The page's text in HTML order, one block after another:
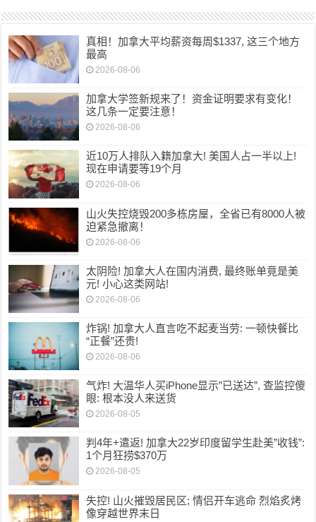
真相！加拿大平均薪资每周$1337, 这三个地方
最高
2026-08-06
加拿大学签新规来了！资金证明要求有变化！
这几条一定要注意！
2026-08-06
近10万人排队入籍加拿大! 美国人占一半以上!
现在申请要等19个月
2026-08-06
山火失控烧毁200多栋房屋，全省已有8000人被
迫紧急撤离！
2026-08-06
太阴险! 加拿大人在国内消费, 最终账单竟是美
元! 小心这类网站!
2026-08-06
炸锅! 加拿大人直言吃不起麦当劳: 一顿快餐比
“正餐”还贵!
2026-08-06
气炸! 大温华人买iPhone显示”已送达”, 查监控傻
眼: 根本没人来送货
2026-08-05
判4年+遣返! 加拿大22岁印度留学生赴美”收钱”:
1个月狂捞$370万
2026-08-05
失控! 山火摧毁居民区; 情侣开车逃命 烈焰炙烤
像穿越世界末日